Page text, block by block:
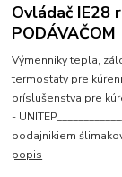
Ovládač IE28
PODÁVAČOM
Výmenniky tepla,
termostaty pre
príslušenstva pre
-
podajnikiem
popis